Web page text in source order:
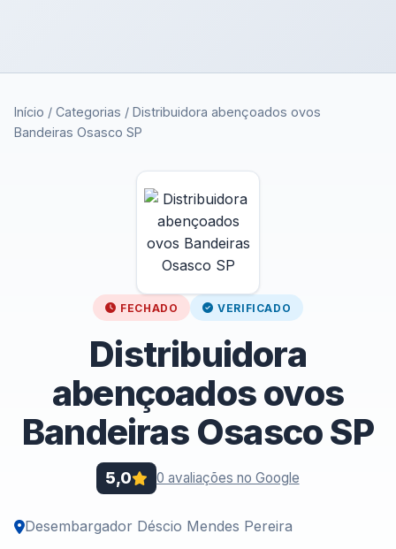
Início / Categorias / Distribuidora abençoados ovos
Bandeiras Osasco SP
FECHADO VERIFICADO
Distribuidora
abençoados ovos
Bandeiras Osasco SP
5,0 0 avaliações no Google
Desembargador Déscio Mendes Pereira